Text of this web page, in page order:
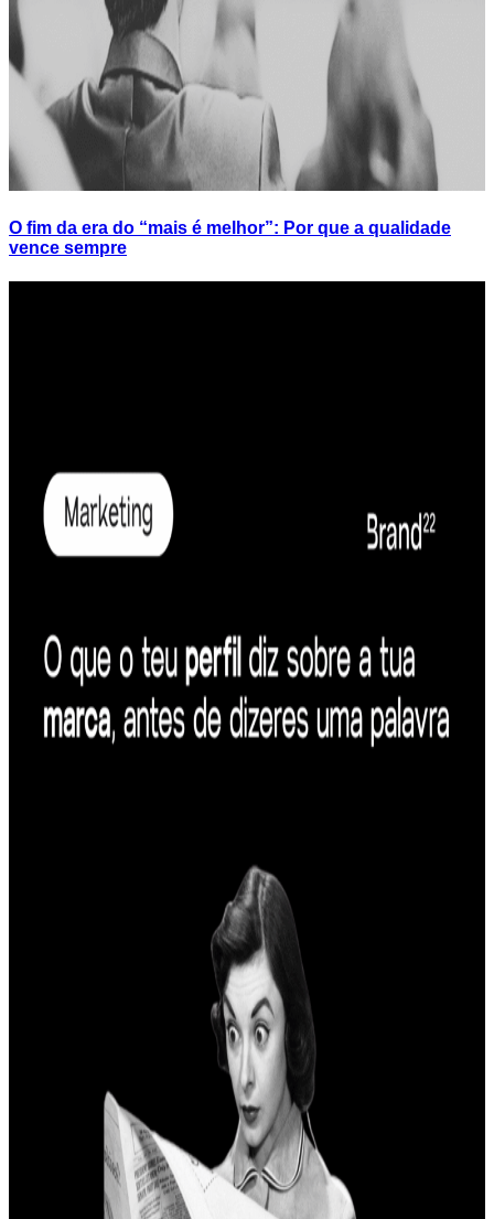
O fim da era do “mais é melhor”: Por que a qualidade
vence sempre